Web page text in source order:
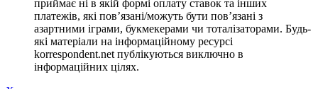
приймає ні в якій формі оплату ставок та інших
платежів, які пов’язані/можуть бути пов’язані з
азартними іграми, букмекерами чи тоталізаторами. Будь-
які матеріали на інформаційному ресурсі
korrespondent.net публікуються виключно в
інформаційних цілях.